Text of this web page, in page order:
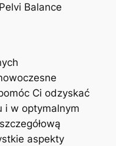
Ci odzyskać
i w optymalnym
aspekty